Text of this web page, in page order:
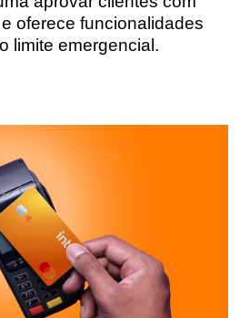
oferece funcionalidades
limite emergencial.